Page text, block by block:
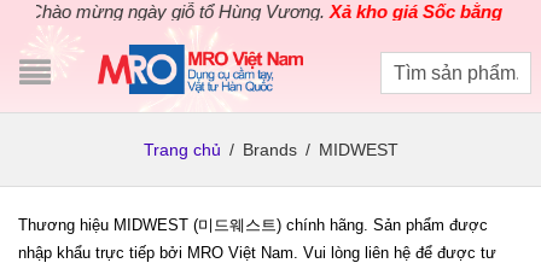
Chào mừng ngày giỗ tổ Hùng Vương.Xả kho giá Sốc bằng giá
Trang chủ / Brands / MIDWEST
Thương hiệu MIDWEST (미드웨스트) chính hãng. Sản phẩm được
nhập khẩu trực tiếp bởi MRO Việt Nam. Vui lòng liên hệ để được tư